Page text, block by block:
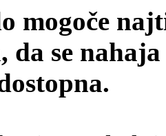
mogoče
da se